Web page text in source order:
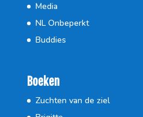
Media
NL Onbeperkt
Buddies
Boeken
Zuchten van de ziel